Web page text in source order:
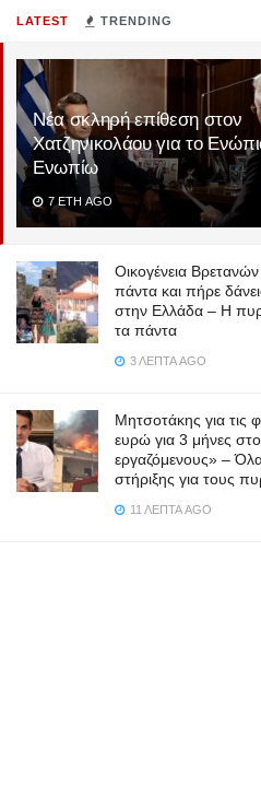
LATEST TRENDING
Νέα σκληρή επίθεση στον
Χατζηνικολάου για το
Ενωπίω
7 ΈΤΗ AGO
Οικογένεια
πάντα και πήρε
στην Ελλάδα – Η
τα πάντα
3 ΛΕΠΤΆ AGO
Μητσοτάκης για τις
ευρώ για 3 μήνες
εργαζόμενους» –
στήριξης για τους
11 ΛΕΠΤΆ AGO